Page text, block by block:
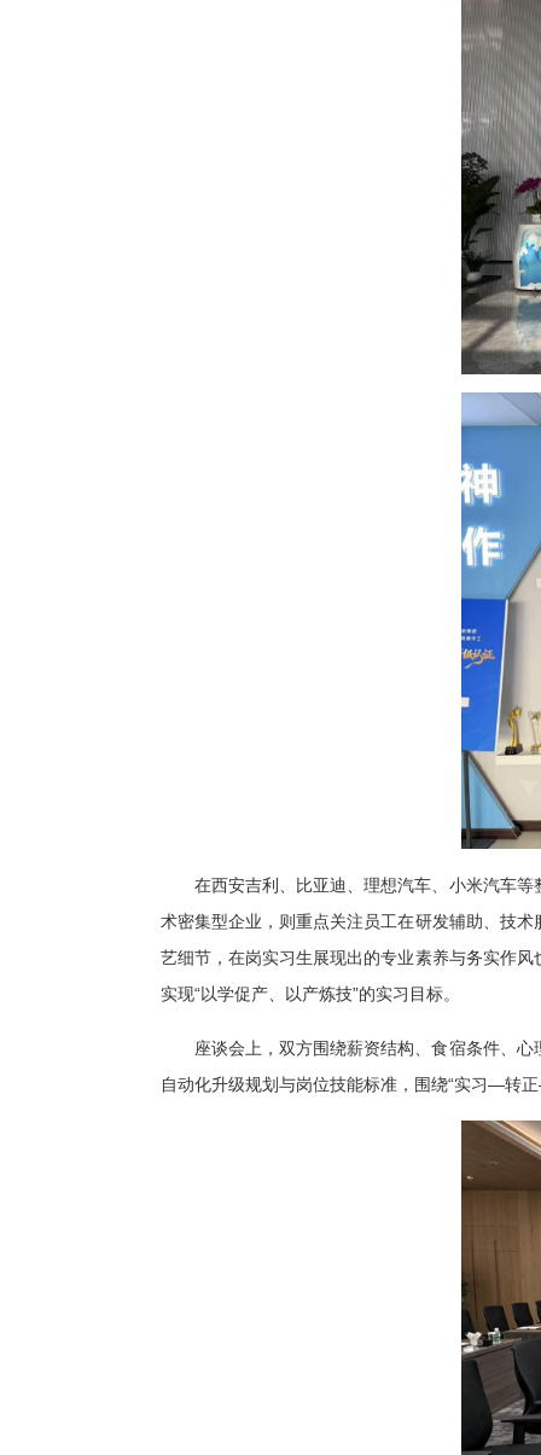
在西安吉利、比亚迪、理想汽车、小米汽车
术密集型企业，则重点关注员工在研发辅助、技
艺细节，在岗实习生展现出的专业素养与务实作
实现“以学促产、以产炼技”的实习目标。
座谈会上，双方围绕薪资结构、食宿条件、
自动化升级规划与岗位技能标准，围绕“实习—转